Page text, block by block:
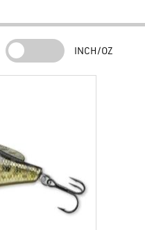
begehrte Beutefische.
Innenschall (Rattle), eignen
und maximale
Vom Hersteller
um die Bedeutung
INCH/OZ